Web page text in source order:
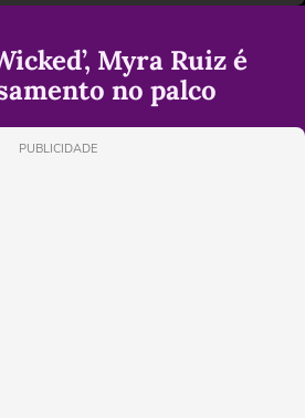
Myra Ruiz é
no palco
PUBLICIDADE